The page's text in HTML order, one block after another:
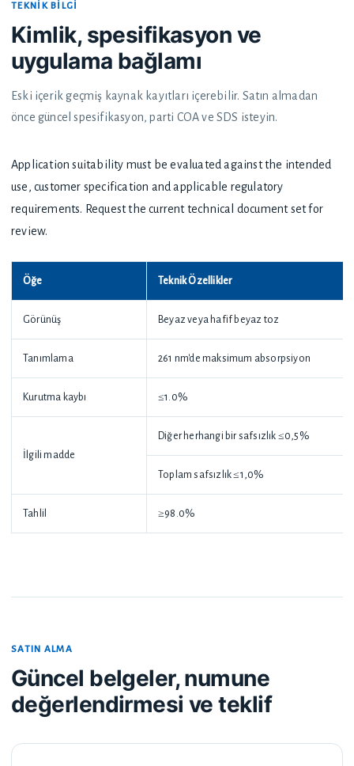
TEKNIK BILGI
Kimlik, spesifikasyon ve
uygulama bağlamı
Eski içerik geçmiş kaynak kayıtları içerebilir. Satın almadan
önce güncel spesifikasyon, parti COA ve SDS isteyin.
Application suitability must be evaluated against the intended
use, customer specification and applicable regulatory
requirements. Request the current technical document set for
review.
Öğe Teknik Özellikler
Görünüş Beyaz veya hafif beyaz toz
Tanımlama 261 nm'de maksimum absorpsiyon
Kurutma kaybı ≤1.0%
İlgili madde
Diğer herhangi bir safsızlık ≤0,5%
Toplam safsızlık ≤1,0%
Tahlil ≥98.0%
SATIN ALMA
Güncel belgeler, numune
değerlendirmesi ve teklif